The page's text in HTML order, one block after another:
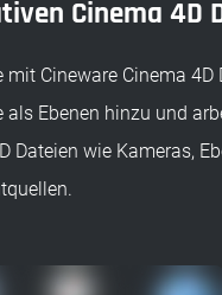
Cinema 4D
Cineware Cinema
Ebenen hinzu und
Dateien wie Kameras,